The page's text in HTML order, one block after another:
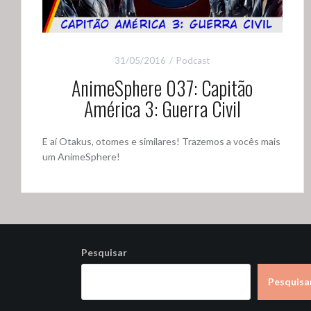
31/05/2016 Podcast
AnimeSphere 037: Capitão
América 3: Guerra Civil
E aí Otakus, otomes e similares! Trazemos a vocês mais
um AnimeSphere!
Pesquisar